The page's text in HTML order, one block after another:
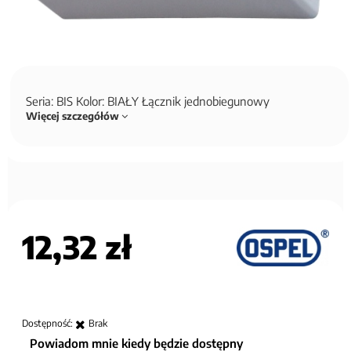
Seria: BIS Kolor: BIAŁY Łącznik jednobiegunowy
Więcej szczegółów
12,32 zł
Dostępność: Brak
Powiadom mnie kiedy będzie dostępny